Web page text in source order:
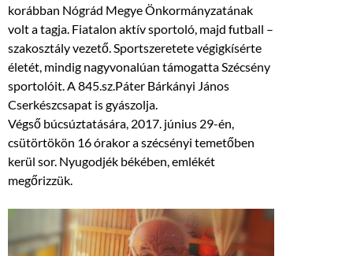
korábban Nógrád Megye Önkormányzatának
volt a tagja. Fiatalon aktív sportoló, majd futball –
szakosztály vezető. Sportszeretete végigkísérte
életét, mindig nagyvonalúan támogatta Szécsény
sportolóit. A 845.sz.Páter Bárkányi János
Cserkészcsapat is gyászolja.
Végső búcsúztatására, 2017. június 29-én,
csütörtökön 16 órakor a szécsényi temetőben
kerül sor. Nyugodjék békében, emlékét
megőrizzük.